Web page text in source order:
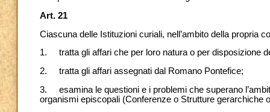
Art. 21
Ciascuna delle Istituzioni curiali, nell’ambito della propria
1. tratta gli affari che per loro natura o per disposizione
2. tratta gli affari assegnati dal Romano Pontefice;
3. esamina le questioni e i problemi che superano
organismi episcopali (Conferenze o Strutture gerarchiche